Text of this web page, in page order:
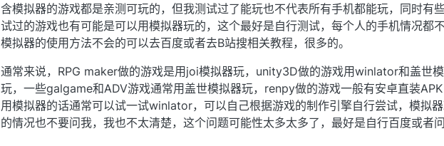
含模拟器的游戏都是亲测可玩的，但我测试过了能玩也不代表所有手机都能玩，同时有
试过的游戏也有可能是可以用模拟器玩的，这个最好是自行测试，每个人的手机情况都
模拟器的使用方法不会的可以去百度或者去B站搜相关教程，很多的。
通常来说，RPG maker做的游戏是用joi模拟器玩，unity3D做的游戏用winlator和盖世
玩，一些galgame和ADV游戏通常用盖世模拟器玩，renpy做的游戏一般有安卓直装
用模拟器的话通常可以试一试winlator，可以自己根据游戏的制作引擎自行尝试，模拟
的情况也不要问我，我也不太清楚，这个问题可能性太多太多了，最好是自行百度或者